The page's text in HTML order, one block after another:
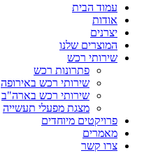
עמוד הבית
אודות
יצרנים
המוצרים שלנו
שירותי רכש
פתרונות רכש
שירותי רכש באירופה
שירותי רכש בארה"ב
מצגת מפעלי תעשייה
פרויקטים מיוחדים
מאמרים
צרו קשר